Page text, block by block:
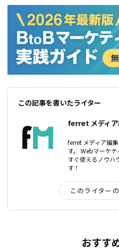
この記事を書いたライター
ferret メディア
ferret メディア編
す。 Webマーケ
すぐ使えるノウハ
す！
このライター
おすす